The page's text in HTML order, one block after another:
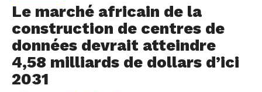
Le marché africain de la
construction de centres de
données devrait atteindre
4,58 milliards de dollars d’ici
2031